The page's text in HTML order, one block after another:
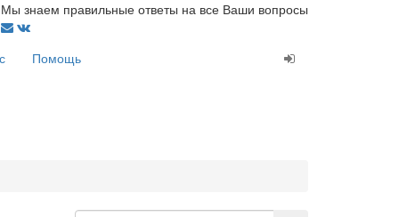
Мы знаем правильные ответы на все Ваши вопросы
Помощь